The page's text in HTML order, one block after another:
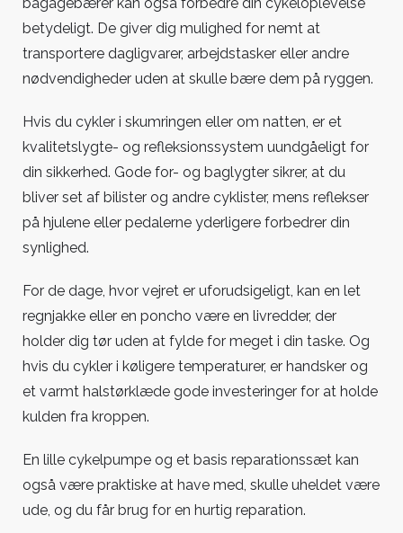
betydeligt. De giver dig mulighed for nemt at
transportere dagligvarer, arbejdstasker eller andre
nødvendigheder uden at skulle bære dem på ryggen.
Hvis du cykler i skumringen eller om natten, er et
kvalitetslygte- og refleksionssystem uundgåeligt for
din sikkerhed. Gode for- og baglygter sikrer, at du
bliver set af bilister og andre cyklister, mens reflekser
på hjulene eller pedalerne yderligere forbedrer din
synlighed.
For de dage, hvor vejret er uforudsigeligt, kan en let
regnjakke eller en poncho være en livredder, der
holder dig tør uden at fylde for meget i din taske. Og
hvis du cykler i køligere temperaturer, er handsker og
et varmt halstørklæde gode investeringer for at holde
kulden fra kroppen.
En lille cykelpumpe og et basis reparationssæt kan
også være praktiske at have med, skulle uheldet være
ude, og du får brug for en hurtig reparation.